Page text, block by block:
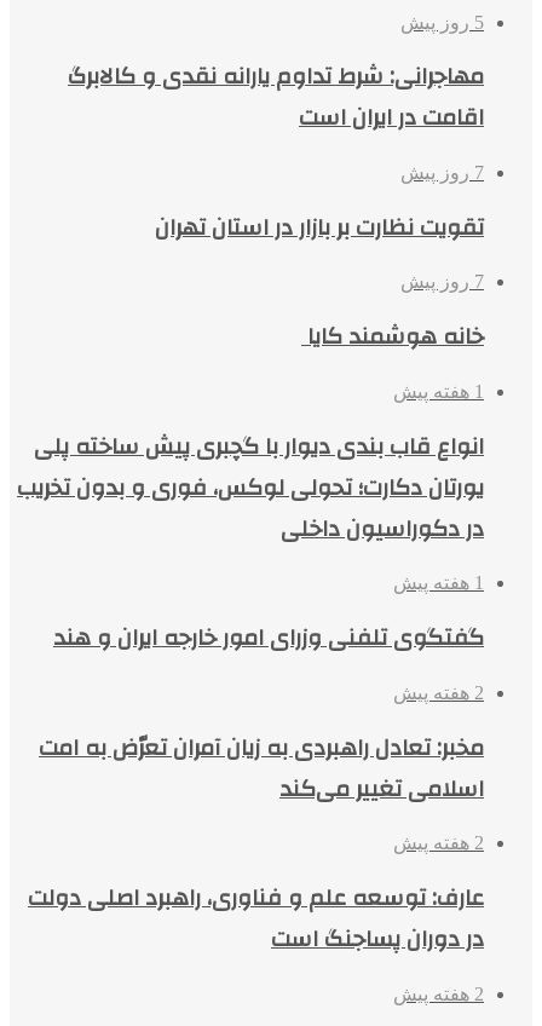
5 روز پیش
مهاجرانی: شرط تداوم یارانه نقدی و کالابرگ
اقامت در ایران است
7 روز پیش
تقویت نظارت بر بازار در استان تهران
7 روز پیش
خانه هوشمند کایا
1 هفته پیش
انواع قاب بندی دیوار با گچبری پیش ساخته پلی
یورتان دکارت؛ تحولی لوکس، فوری و بدون تخریب
در دکوراسیون داخلی
1 هفته پیش
گفتگوی تلفنی وزرای امور خارجه ایران و هند
2 هفته پیش
مخبر: تعادل راهبردی به زیان آمران تعرّض به امت
اسلامی تغییر می‌کند
2 هفته پیش
عارف: توسعه علم و فناوری، راهبرد اصلی دولت
در دوران پساجنگ است
2 هفته پیش